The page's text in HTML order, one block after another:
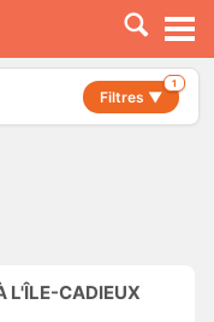
Filtres ▼
1
L'ÎLE-CADIEUX